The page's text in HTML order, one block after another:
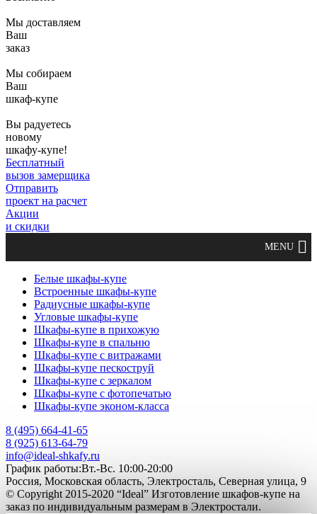
Мы доставляем
Ваш
заказ
Мы собираем
Ваш
шкаф-купе
Вы радуетесь
новому
шкафу-купе!
Бесплатный
вызов замерщика
Отправить
проект на расчет
Акции
и скидки
Белые шкафы-купе
Встроенные шкафы-купе
Радиусные шкафы-купе
Угловые шкафы-купе
Шкафы-купе в прихожую
Шкафы-купе в спальню
Шкафы-купе с витражами
Шкафы-купе пескоструй
Шкафы-купе с зеркалом
Шкафы-купе с фотопечатью
Шкафы-купе эконом-класса
8 (495) 664-41-65
8 (925) 613-64-79
info@ideal-shkafy.ru
График работы:Вт.-Вс. 10:00-20:00
Россия, Московская область, Электросталь, Северная улица, 9
© Copyright 2015-2020 “Ideal” Изготовление шкафов-купе на
заказ по индивидуальным размерам в Электростали.